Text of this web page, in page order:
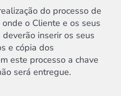
do processo de
o Cliente e os seus
inserir os seus
e cópia dos
este processo a chave
será entregue.